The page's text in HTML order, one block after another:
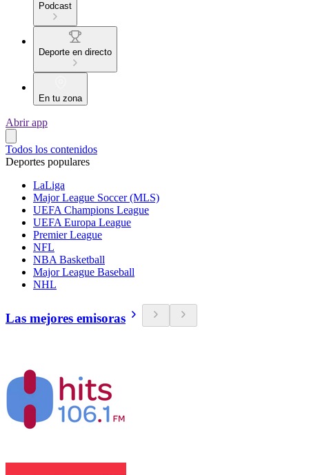
Podcast
Deporte en directo
En tu zona
Abrir app
Todos los contenidos
Deportes populares
LaLiga
Major League Soccer (MLS)
UEFA Champions League
UEFA Europa League
Premier League
NFL
NBA Basketball
Major League Baseball
NHL
Las mejores emisoras